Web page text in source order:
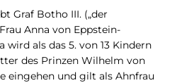
Graf Botho III. („der
Anna von Eppstein-
wird als das 5. von 13 Kindern
des Prinzen Wilhelm von
eingehen und gilt als Ahnfrau